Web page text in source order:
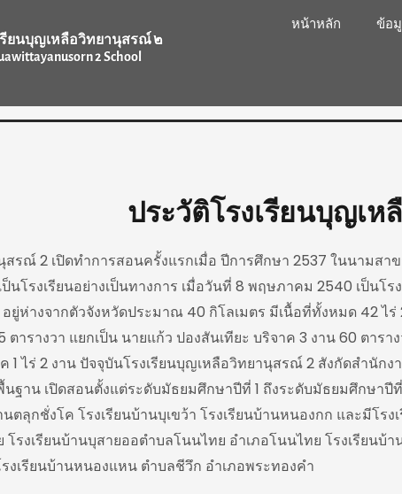
รียนบุญเหลือวิทยานุสรณ์ ๒
2 School
หน้าหลัก ข้อ
ประวัติโรงเรียนบุญเ
สรณ์ 2 เปิดทำการสอนครั้งแรกเมื่อ ปีการศึกษา 2537 ในนาม
ป็นโรงเรียนอย่างเป็นทางการ เมื่อวันที่ 8 พฤษภาคม 2540 เป็
ยู่ห่างจากตัวจังหวัดประมาณ 40 กิโลเมตร มีเนื้อที่ทั้งหมด 42 ไ
ตารางวา แยกเป็น นายแก้ว ปองสันเทียะ บริจาค 3 งาน 60 ตาร
1 ไร่ 2 งาน ปัจจุบันโรงเรียนบุญเหลือวิทยานุสรณ์ 2 สังกัดสำ
ฐาน เปิดสอนตั้งแต่ระดับมัธยมศึกษาปีที่ 1 ถึงระดับมัธยมศึกษา
ตลุกชั่งโค โรงเรียนบ้านบุเขว้า โรงเรียนบ้านหนองกก และมีโร
รงเรียนบ้านบุสายออตำบลโนนไทย อำเภอโนนไทย โรงเรียน
งเรียนบ้านหนองแหน ตำบลชีวึก อำเภอพระทองคำ